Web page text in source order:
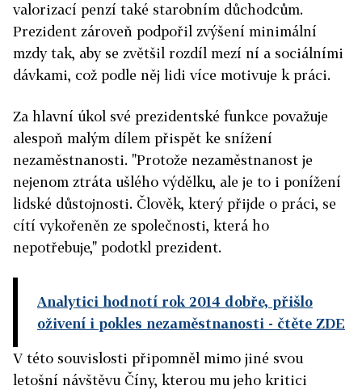
valorizací penzí také starobním důchodcům.
Prezident zároveň podpořil zvýšení minimální
mzdy tak, aby se zvětšil rozdíl mezí ní a sociálními
dávkami, což podle něj lidi více motivuje k práci.
Za hlavní úkol své prezidentské funkce považuje
alespoň malým dílem přispět ke snížení
nezaměstnanosti. "Protože nezaměstnanost je
nejenom ztráta ušlého výdělku, ale je to i ponížení
lidské důstojnosti. Člověk, který přijde o práci, se
cítí vykořeněn ze společnosti, která ho
nepotřebuje," podotkl prezident.
Analytici hodnotí rok 2014 dobře, přišlo
oživení i pokles nezaměstnanosti - čtěte ZDE
V této souvislosti připomněl mimo jiné svou
letošní návštěvu Číny, kterou mu jeho kritici